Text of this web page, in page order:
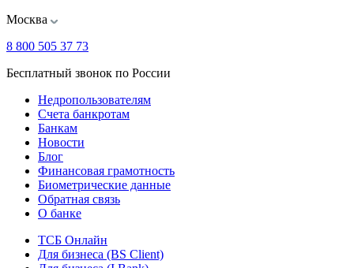
Москва
8 800 505 37 73
Бесплатный звонок по России
Недропользователям
Счета банкротам
Банкам
Новости
Блог
Финансовая грамотность
Биометрические данные
Обратная связь
О банке
ТСБ Онлайн
Для бизнеса (BS Client)